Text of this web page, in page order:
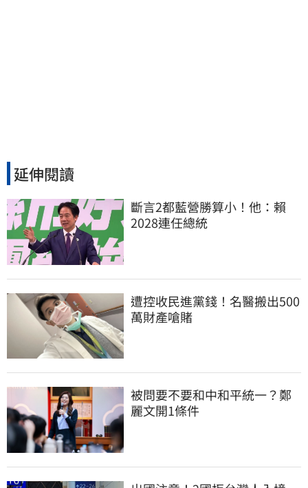
延伸閱讀
斷言2都藍營勝算小！他：賴
2028連任總統
遭控收民進黨錢！名醫搬出500
萬財產嗆賭
被問要不要和中和平統一？鄭
麗文開1條件